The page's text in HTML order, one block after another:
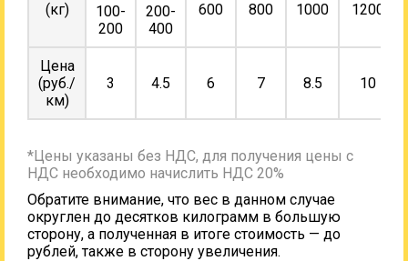
(кг)
600
800
1000
1200
100-
200
200-
400
Цена
(руб./
км)
3 4.5 6 7 8.5 10
*Цены указаны без НДС, для получения цены с
НДС необходимо начислить НДС 20%
Обратите внимание, что вес в данном случае
округлен до десятков килограмм в большую
сторону, а полученная в итоге стоимость — до
рублей, также в сторону увеличения.